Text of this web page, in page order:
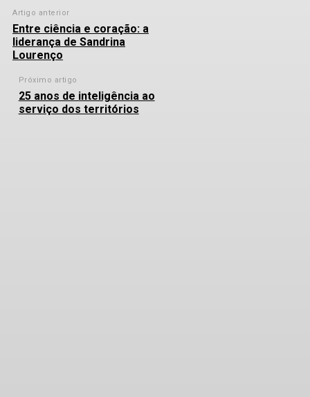
Artigo anterior
Entre ciência e coração: a
liderança de Sandrina
Lourenço
Próximo artigo
25 anos de inteligência ao
serviço dos territórios